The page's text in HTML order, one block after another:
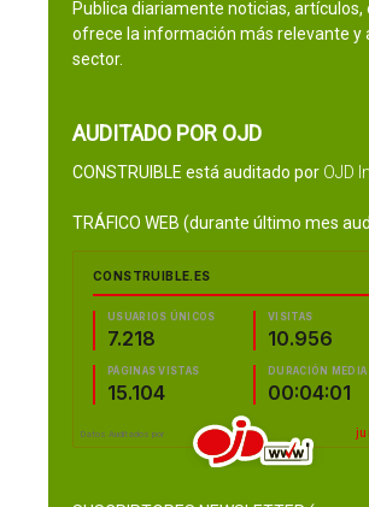
Publica diariamente noticias, artículos,
ofrece la información más relevante y
sector.
AUDITADO POR OJD
CONSTRUIBLE está auditado por OJD
TRÁFICO WEB (durante último mes